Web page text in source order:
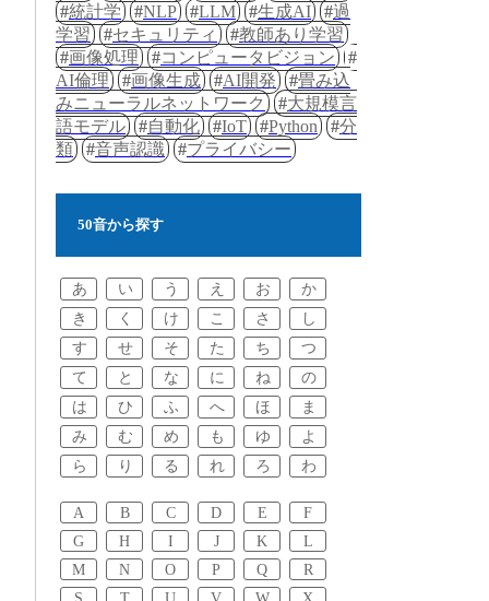
統計学
NLP LLM 生成AI
過
学習
セキュリティ
教師あり学習
画像処理
コンピュータビジョン
AI倫理
画像生成 AI開発
畳み込
みニューラルネットワーク
大規模言
語モデル
自動化 IoT Python
分
類
音声認識 プライバシー
50音から探す
あ い う え お
か
き
く け こ さ
し
す
せ そ た ち
つ
て
と な に ね
の
は
ひ ふ へ ほ
ま
み
む め も ゆ
よ
ら
り る れ ろ わ
A B C D E
F
G
H I J K
L
M
N O P Q
R